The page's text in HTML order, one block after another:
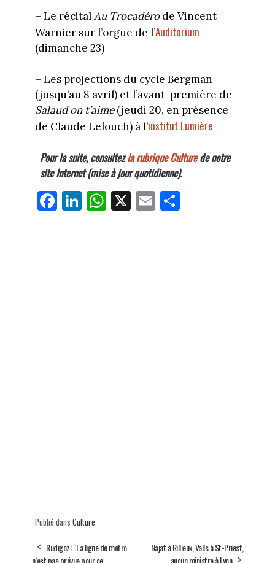
– Le récitalAu Trocadérode Vincent
Warnier sur l’orgue de l’Auditorium
(dimanche 23)
– Les projections du cycle Bergman
(jusqu’au 8 avril) et l’avant-première de
Salaud on t’aime(jeudi 20, en présence
de Claude Lelouch) à l’institut Lumière
Pour la suite, consultezla rubrique Culturede notre
site Internet (mise à jour quotidienne).
Fa
ce
Li
nk
W
ha
X E
m
Pa
rt
Publié dans Culture
Rudigoz: “La ligne de métro
n’est pas prévue pour ce
Najat à Rillieux, Valls à St-Priest,
aucun ministre à Lyon